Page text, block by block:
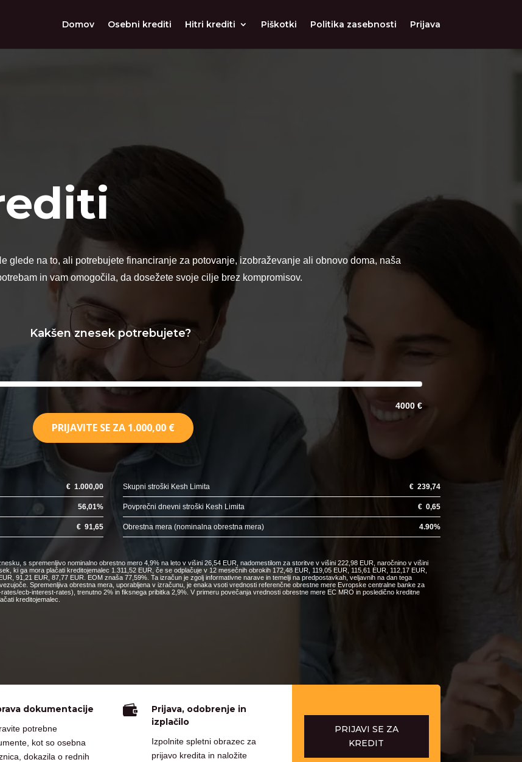
Domov Osebni krediti Hitri krediti Piškotki Politika zasebnosti Prijava
glede na to, ali potrebujete financiranje za potovanje, izobraževanje ali obnovo doma, naša
in vam omogočila, da dosežete svoje cilje brez kompromisov.
Kakšen znesek potrebujete?
4000 €
PRIJAVITE SE ZA 1.000,00 €
€ 1.000,00 Skupni stroški Kesh Limita € 239,74
56,01% Povprečni dnevni stroški Kesh Limita € 0,65
€ 91,65 Obrestna mera (nominalna obrestna mera) 4.90%
s spremenljivo nominalno obrestno mero 4,9% na leto v višini 26,54 EUR, nadomestilom za storitve v višini 222,98 EUR, naročnino v višini
ki ga mora plačati kreditojemalec 1.311,52 EUR, če se odplačuje v 12 mesečnih obrokih 172,48 EUR, 119,05 EUR, 115,61 EUR, 112,17 EUR,
91,21 EUR, 87,77 EUR. EOM znaša 77,59%. Ta izračun je zgolj informativne narave in temelji na predpostavkah, veljavnih na dan tega
Spremenljiva obrestna mera, uporabljena v izračunu, je enaka vsoti vrednosti referenčne obrestne mere Evropske centralne banke za
ecb-interest-rates), trenutno 2% in fiksnega pribitka 2,9%. V primeru povečanja vrednosti obrestne mere EC MRO in posledično kreditne
kreditojemalec.
dokumentacije
potrebne
kot so osebna
dokazila o rednih

Prijava, odobrenje in
izplačilo
Izpolnite spletni obrazec za
prijavo kredita in naložite
PRIJAVI SE ZA
KREDIT